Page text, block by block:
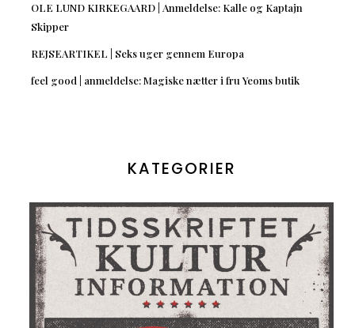
OLE LUND KIRKEGAARD | Anmeldelse: Kalle og Kaptajn
Skipper
REJSEARTIKEL | Seks uger gennem Europa
feel good | anmeldelse: Magiske nætter i fru Yeoms butik
KATEGORIER